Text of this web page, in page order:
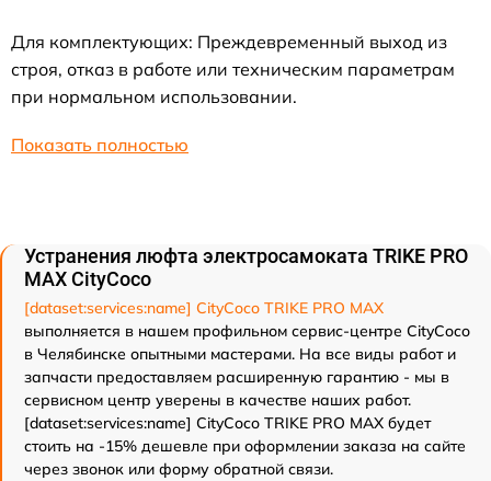
Для комплектующих: Преждевременный выход из
строя, отказ в работе или техническим параметрам
при нормальном использовании.
Показать полностью
Устранения люфта электросамоката TRIKE PRO
MAX CityCoco
[dataset:services:name] CityCoco TRIKE PRO MAX
выполняется в нашем профильном сервис-центре CityCoco
в Челябинске опытными мастерами. На все виды работ и
запчасти предоставляем расширенную гарантию - мы в
сервисном центр уверены в качестве наших работ.
[dataset:services:name] CityCoco TRIKE PRO MAX будет
стоить на -15% дешевле при оформлении заказа на сайте
через звонок или форму обратной связи.